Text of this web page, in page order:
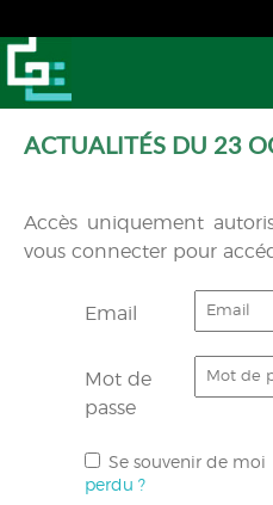
ACTUALITÉS DU 23
Accès uniquement
vous connecter pour
Email
Mot de
passe
Se souvenir de moi
perdu ?